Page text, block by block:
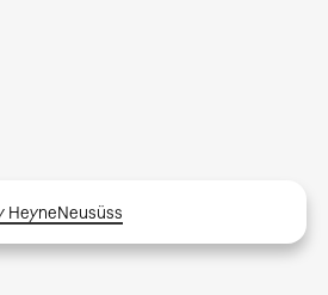
HeyneNeusüss